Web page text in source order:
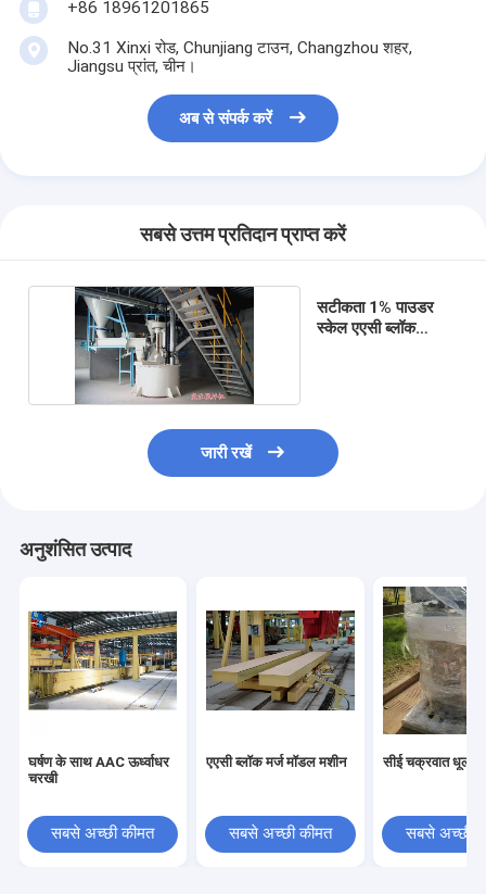
+86 18961201865
No.31 Xinxi रोड, Chunjiang टाउन, Changzhou शहर,
Jiangsu प्रांत, चीन।
अब से संपर्क करें
सबसे उत्तम प्रतिदान प्राप्त करें
सटीकता 1% पाउडर
स्केल एएसी ब्लॉक
जारी रखें
अनुशंसित उत्पाद
घर्षण के साथ AAC ऊर्ध्वाधर
चरखी
सबसे अच्छी कीमत
एएसी ब्लॉक मर्ज मॉडल मशीन
सबसे अच्छी कीमत
सीई चक्रवात धूल
सबसे अच्छी